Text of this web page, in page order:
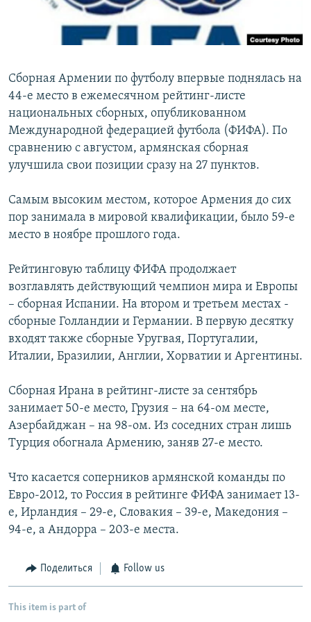
Հայերեն
Русский
Все сайты Радио Азатутюн
Сборная Армении по футболу впервые поднялась на
44-е место в ежемесячном рейтинг-листе
национальных сборных, опубликованном
Международной федерацией футбола (ФИФА). По
сравнению с августом, армянская сборная
улучшила свои позиции сразу на 27 пунктов.
Самым высоким местом, которое Армения до сих
пор занимала в мировой квалификации, было 59-е
место в ноябре прошлого года.
Рейтинговую таблицу ФИФА продолжает
возглавлять действующий чемпион мира и Европы
– сборная Испании. На втором и третьем местах -
сборные Голландии и Германии. В первую десятку
входят также сборные Уругвая, Португалии,
Италии, Бразилии, Англии, Хорватии и Аргентины.
Сборная Ирана в рейтинг-листе за сентябрь
занимает 50-е место, Грузия – на 64-ом месте,
Азербайджан – на 98-ом. Из соседних стран лишь
Турция обогнала Армению, заняв 27-е место.
Что касается соперников армянской команды по
Евро-2012, то Россия в рейтинге ФИФА занимает 13-
е, Ирландия – 29-е, Словакия – 39-е, Македония –
94-е, а Андорра – 203-е места.
Поделиться Follow us
This item is part of